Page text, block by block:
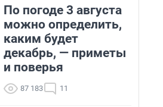
По погоде 3 августа
можно определить,
каким будет
декабрь, — приметы
и поверья
87 183 11